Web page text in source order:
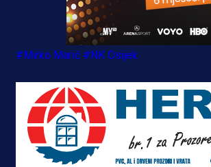
#Mirko Marić #NK Osijek